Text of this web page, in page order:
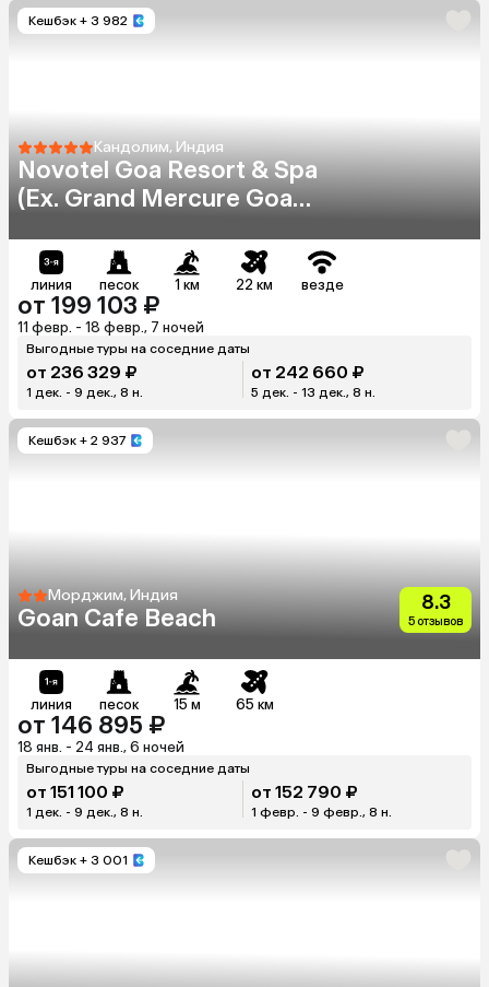
Кешбэк + 3 982
Кандолим, Индия
Novotel Goa Resort & Spa
(Ex. Grand Mercure Goa
линия песок 1 км 22 км везде
от 199 103 ₽
11 февр. - 18 февр., 7 ночей
Выгодные туры на соседние даты
от 236 329 ₽
1 дек. - 9 дек., 8 н.
от 242 660 ₽
5 дек. - 13 дек., 8 н.
Кешбэк + 2 937
Морджим, Индия
Goan Cafe Beach
8.3
5 отзывов
линия песок 15 м 65 км
от 146 895 ₽
18 янв. - 24 янв., 6 ночей
Выгодные туры на соседние даты
от 151 100 ₽
1 дек. - 9 дек., 8 н.
от 152 790 ₽
1 февр. - 9 февр., 8 н.
Кешбэк + 3 001